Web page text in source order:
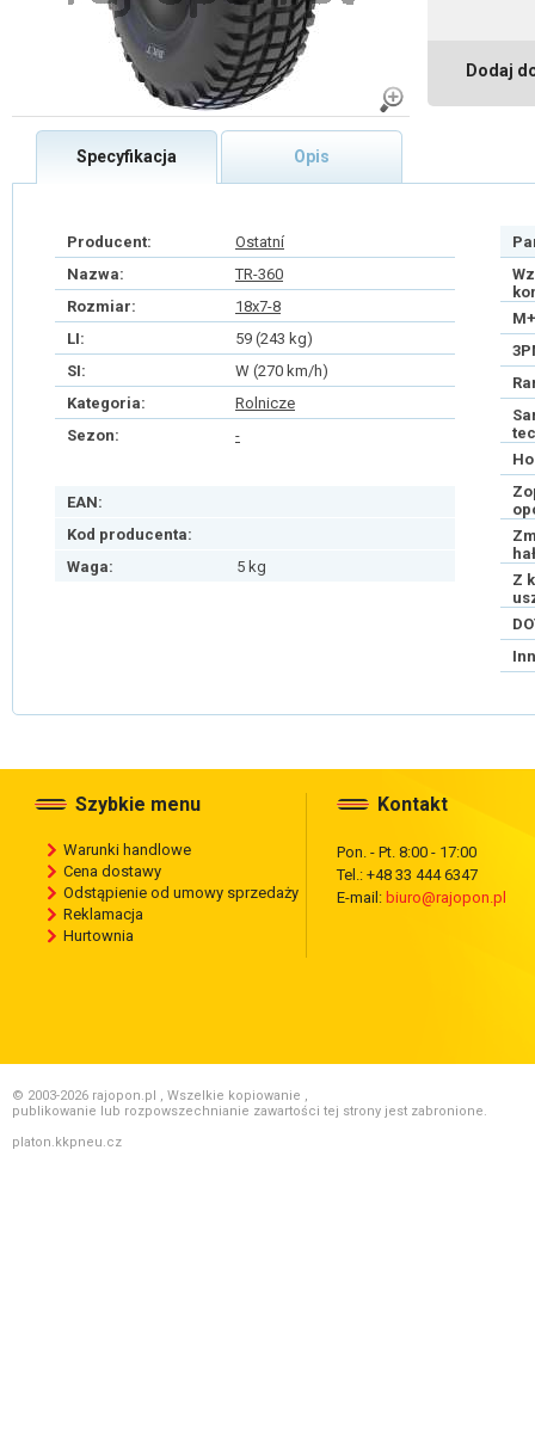
Dodaj
Specyfikacja Opis
Producent:
Ostatní
Nazwa:
TR-360
Rozmiar:
18x7-8
LI:
59 (243 kg)
SI:
W (270 km/h)
Kategoria:
Rolnicze
Sezon:
-
EAN:
Kod producenta:
Waga:
5 kg
Z
Szybkie menu
Warunki handlowe
Cena dostawy
Odstąpienie od umowy sprzedaży
Reklamacja
Hurtownia
Kontakt
Pon. - Pt. 8:00 - 17:00
Tel.: +48 33 444 6347
E-mail: biuro@rajopon.pl
© 2003-2026 rajopon.pl , Wszelkie kopiowanie ,
publikowanie lub rozpowszechnianie zawartości tej strony jest zabronione.
platon.kkpneu.cz